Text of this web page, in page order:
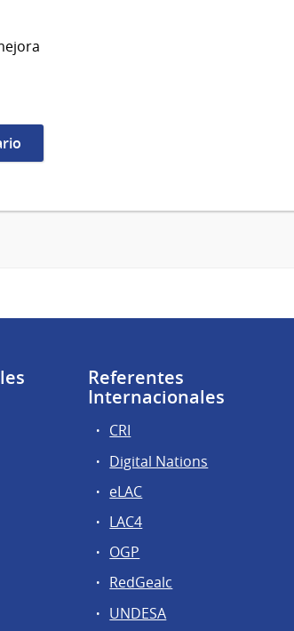
Referentes
Internacionales
CRI
Digital Nations
eLAC
LAC4
OGP
RedGealc
UNDESA